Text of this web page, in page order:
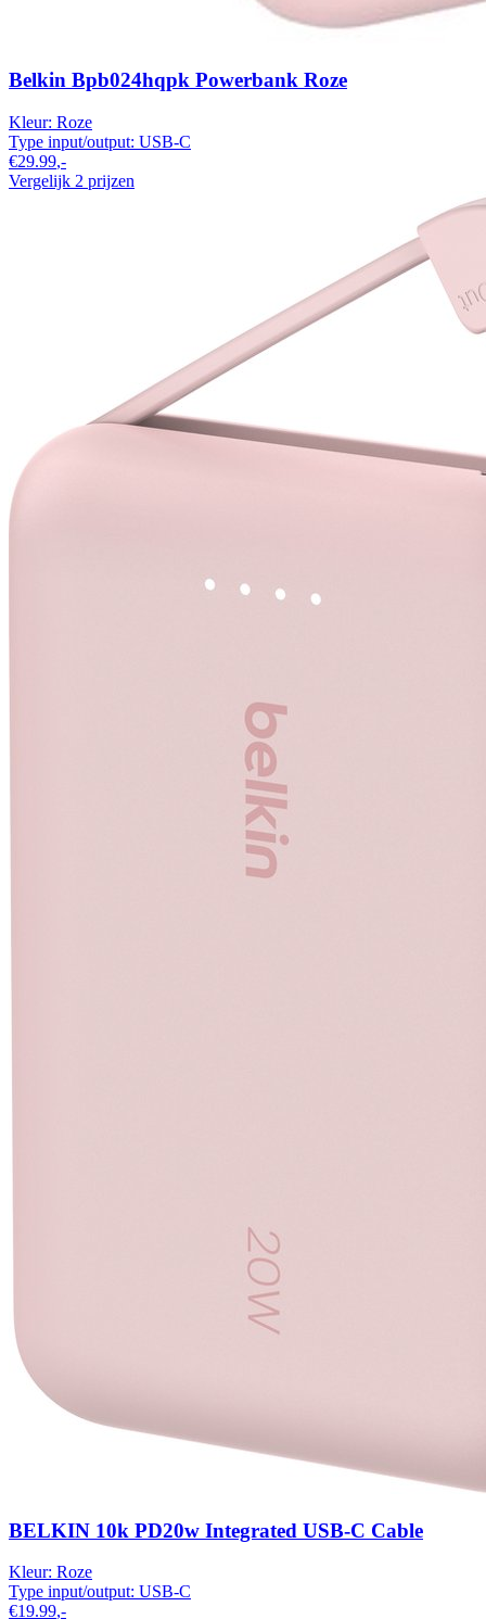
Belkin Bpb024hqpk Powerbank Roze
Kleur: Roze
Type input/output: USB-C
€29.99,-
Vergelijk 2 prijzen
BELKIN 10k PD20w Integrated USB-C Cable
Kleur: Roze
Type input/output: USB-C
€19.99,-